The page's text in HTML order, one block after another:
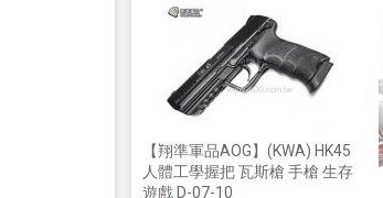
加入購物車
【翔準軍品AOG】(KWA) HK45
人體工學握把 瓦斯槍 手槍 生存
遊戲 D-07-10